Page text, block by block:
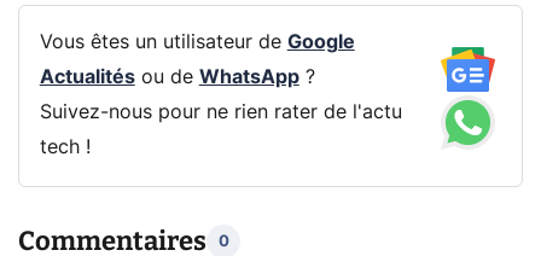
Vous êtes un utilisateur de Google
Actualitésou de WhatsApp?
Suivez-nous pour ne rien rater de l'actu
tech !
Commentaires 0